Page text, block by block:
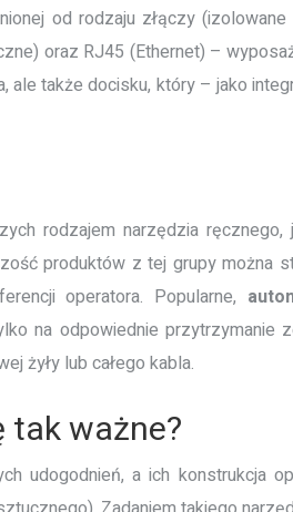
od rodzaju złączy
oraz RJ45 (Ethernet) –
także docisku, który – jako
rodzajem narzędzia
produktów z tej grupy można
operatora. Popularne,
na odpowiednie
żyły lub całego kabla.
tak ważne?
udogodnień, a ich konstrukcja